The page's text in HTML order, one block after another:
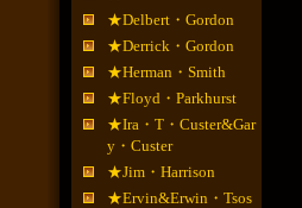
★Delbert・Gordon
★Derrick・Gordon
★Herman・Smith
★Floyd・Parkhurst
★Ira・T・Custer&Gar
y・Custer
★Jim・Harrison
★Ervin&Erwin・Tsos